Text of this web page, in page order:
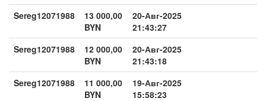
Sereg12071988
13 000,00
BYN
20-Авг-2025
21:43:27
Sereg12071988
12 000,00
BYN
20-Авг-2025
21:43:18
Sereg12071988
11 000,00
BYN
19-Авг-2025
15:58:23